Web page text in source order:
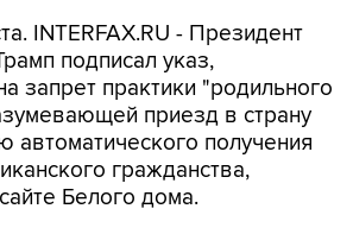
INTERFAX.RU - Президент
подписал указ,
запрет практики "родильного
приезд в страну
автоматического получения
гражданства,
Белого дома.